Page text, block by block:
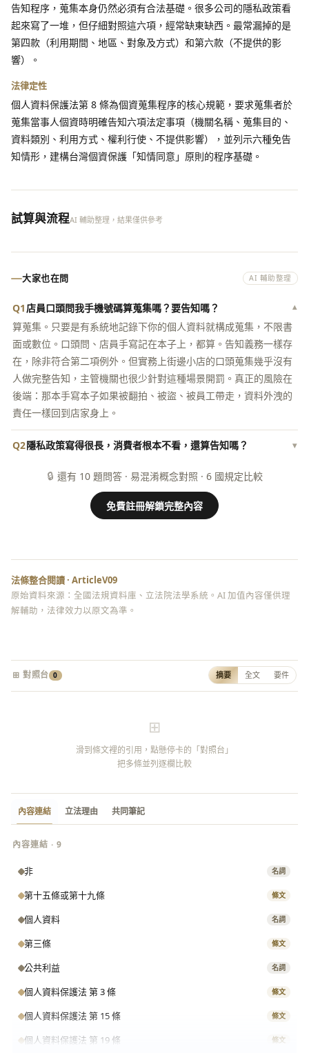
告知程序，蒐集本身仍然必須有合法基礎。很多公司的隱私政策看
起來寫了一堆，但仔細對照這六項，經常缺東缺西。最常漏掉的是
第四款（利用期間、地區、對象及方式）和第六款（不提供的影
響）。
法律定性
個人資料保護法第 8 條為個資蒐集程序的核心規範，要求蒐集者於
蒐集當事人個資時明確告知六項法定事項（機關名稱、蒐集目的、
資料類別、利用方式、權利行使、不提供影響），並列示六種免告
知情形，建構台灣個資保護「知情同意」原則的程序基礎。
試算與流程AI 輔助整理，結果僅供參考
大家也在問 AI 輔助整理
Q1店員口頭問我手機號碼算蒐集嗎？要告知嗎？ ▾
算蒐集。只要是有系統地記錄下你的個人資料就構成蒐集，不限書
面或數位。口頭問、店員手寫記在本子上，都算。告知義務一樣存
在，除非符合第二項例外。但實務上街邊小店的口頭蒐集幾乎沒有
人做完整告知，主管機關也很少針對這種場景開罰。真正的風險在
後端：那本手寫本子如果被翻拍、被盜、被員工帶走，資料外洩的
責任一樣回到店家身上。
Q2隱私政策寫得很長，消費者根本不看，還算告知嗎？ ▾
🔒 還有 10 題問答 · 易混淆概念對照 · 6 國規定比較
免費註冊解鎖完整內容
法條整合閱讀 · ArticleV09
原始資料來源：全國法規資料庫、立法院法學系統。AI 加值內容僅供理
解輔助，法律效力以原文為準。
⊞ 對照台 0 摘要 全文 要件
⊞
滑到條文裡的引用，點懸停卡的「對照台」
把多條並列逐欄比較
內容連結 立法理由 共同筆記
內容連結 · 9
非 名詞
第十五條或第十九條 條文
個人資料 名詞
第三條 條文
公共利益 名詞
個人資料保護法 第 3 條 條文
個人資料保護法 第 15 條 條文
個人資料保護法 第 19 條 條文